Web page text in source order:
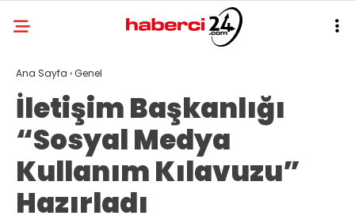
Ana Sayfa ›Genel
İletişim Başkanlığı
“Sosyal Medya
Kullanım Kılavuzu”
Hazırladı